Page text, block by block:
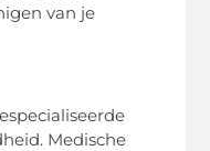
van je
Medische